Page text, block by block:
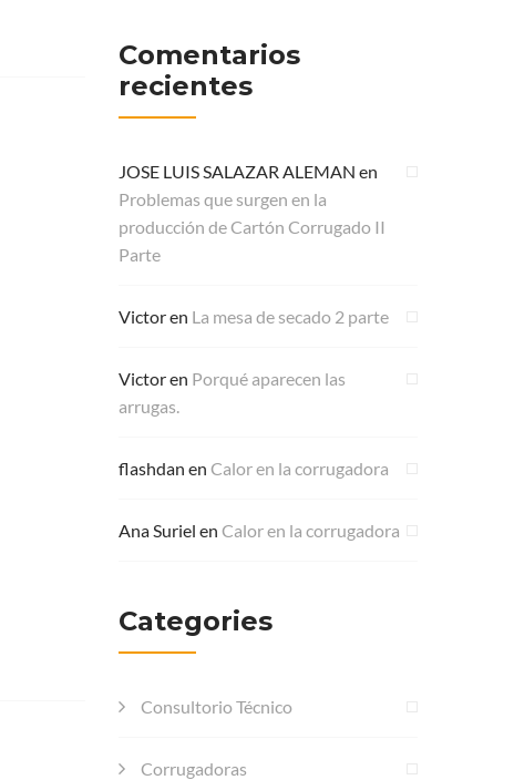
Comentarios
recientes
JOSE LUIS SALAZAR ALEMAN en
Problemas que surgen en la
producción de Cartón Corrugado II
Parte
Victoren La mesa de secado 2 parte
Victoren Porqué aparecen las
arrugas.
flashdan en Calor en la corrugadora
Ana Suriel en Calor en la corrugadora
Categories
Consultorio Técnico
Corrugadoras